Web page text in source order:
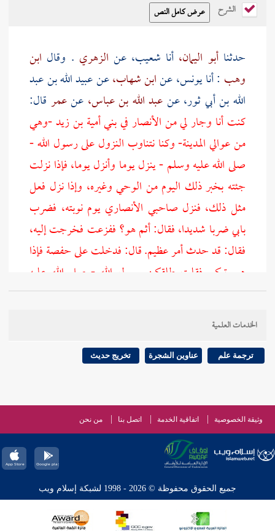
الشرح
حدثناأبو اليمان، أنا شعيب،عن الزهري . وقال ابن
وهب : أنا يونس، عنابن شهاب،عنعبيد الله بن عبد
الله بن أبي ثور،عنعبد الله بن عباس، عنعمر قال:
كنت أنا وجار لي من الأنصار في بني أمية بن زيد -وهي
من عوالي المدينة- وكنا نتناوب النزول على رسول الله -
صلى الله عليه وسلم - ينزل يوما وأنزل يوما، فإذا نزلت
جئته بخبر ذلك اليوم من الوحي وغيره، وإذا نزل فعل
مثل ذلك، فنزل صاحبي الأنصاري يوم نوبته، فضرب
بابي ضربا شديدا، فقال: أثم هو؟ ففزعت فخرجت إليه،
فقال: قد حدث أمر عظيم. قال: فدخلت على حفصة فإذا
هي تبكي فقلت طلقكن رسول الله - صلى الله عليه
وسلم - قالت: لا أدري. ثم دخلت على النبي - صلى الله
عليه وسلم - فقلت وأنا قائم: أطلقت نساءك؟ قال:
"لا". قلت: الله أكبر
أحدها:
هذا الحديث أخرجهالبخاري
أيضا في المظالم والنكاح.
مسلم
الخدمات العلمية
ترجمة علم عناوين الشجرة تخريج حديث
وثيقة الخصوصية اتفاقية الخدمة اتصل بنا من نحن
جميع الحقوق محفوظة © 2026 - 1998 لشبكة إسلام ويب